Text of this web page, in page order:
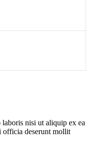
nisi ut aliquip ex ea
officia deserunt mollit